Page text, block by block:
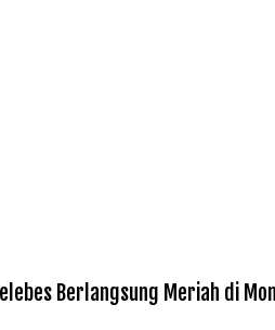
Berlangsung Meriah di